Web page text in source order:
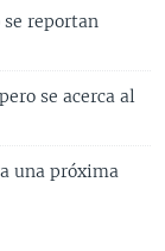
reportan
se acerca al
una próxima